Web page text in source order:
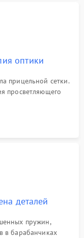
оптики
прицельной сетки.
просветляющего
очистка стекол
гравированной
деталей
пружин,
в барабанчиках